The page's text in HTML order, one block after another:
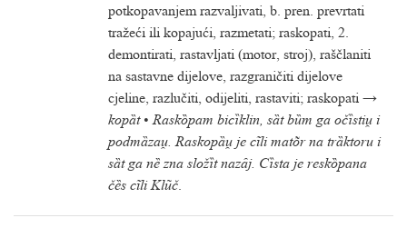
potkopavanjem razvaljivati, b. pren. prevrtati
tražeći ili kopajući, razmetati; raskopati, 2.
demontirati, rastavljati (motor, stroj), raščlaniti
na sastavne dijelove, razgraničiti dijelove
cjeline, razlučiti, odijeliti, rastaviti; raskopati →
kopȁt•Raskȍpam bicȉklin, sȁt bȕm ga očȉsti i
podmȁza. Raskopȁ je cĩli matõr na trȁktoru i
sȁt ga nȅ zna složȉt nazȃj. Cȉsta je reskȍpana
čȅs cĩli Klũč.